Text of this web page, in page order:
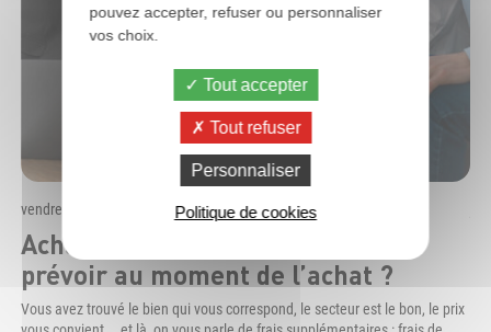
vendredi 3 juillet 2026
Achat immobilier : quels frais
prévoir au moment de l’achat ?
Vous avez trouvé le bien qui vous correspond, le secteur est le bon, le prix
pouvez accepter, refuser ou personnaliser
vos choix.
Tout accepter
Tout refuser
Personnaliser
Politique de cookies